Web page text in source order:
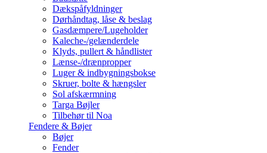
Dækspåfyldninger
Dørhåndtag, låse & beslag
Gasdæmpere/Lugeholder
Kaleche-/gelænderdele
Klyds, pullert & håndlister
Lænse-/drænpropper
Luger & indbygningsbokse
Skruer, bolte & hængsler
Sol afskærmning
Targa Bøjler
Tilbehør til Noa
Fendere & Bøjer
Bøjer
Fender